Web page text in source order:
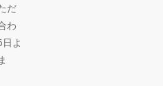
だ
わ
よ